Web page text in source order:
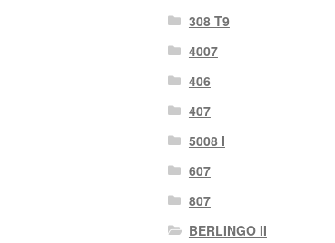
308 T9
4007
406
407
5008 I
607
807
BERLINGO II